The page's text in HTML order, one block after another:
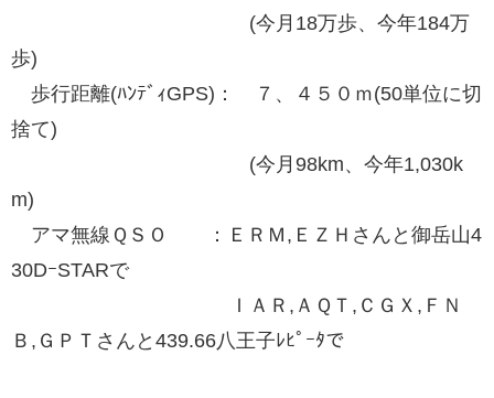
(今月18万歩、今年184万
歩)
歩行距離(ﾊﾝﾃﾞｨGPS)： ７、４５０ｍ(50単位に切
捨て)
(今月98km、今年1,030k
m)
アマ無線ＱＳＯ ：ＥＲＭ,ＥＺＨさんと御岳山4
30DｰSTARで
ＩＡＲ,ＡＱＴ,ＣＧＸ,ＦＮ
Ｂ,ＧＰＴさんと439.66八王子ﾚﾋﾟｰﾀで